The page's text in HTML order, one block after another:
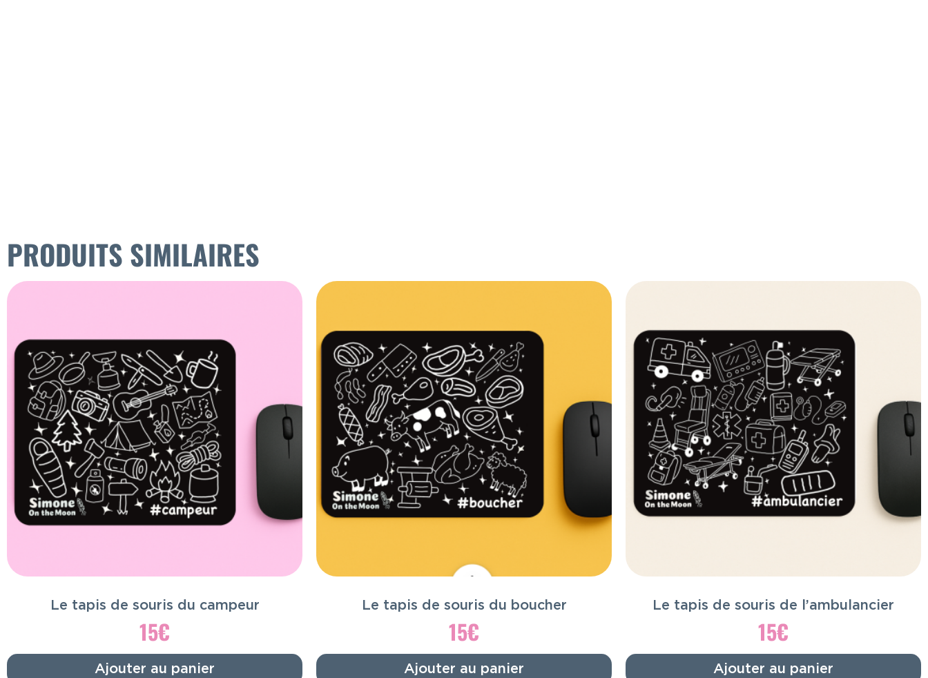
PRODUITS SIMILAIRES
Le tapis de souris du campeur
15€
Ajouter au panier
Le tapis de souris du boucher
15€
Ajouter au panier
Le tapis de souris de l’ambulancier
15€
Ajouter au panier